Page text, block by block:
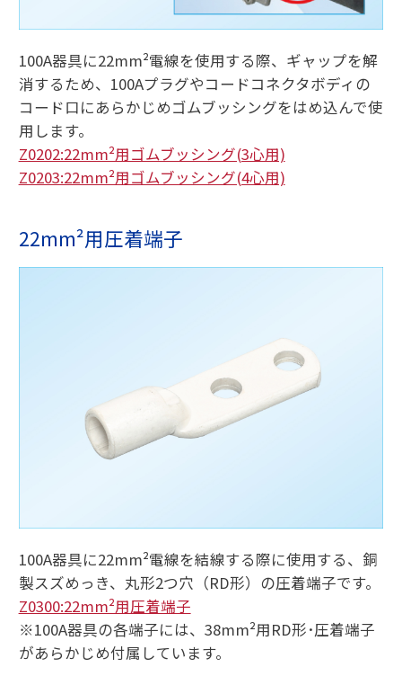
100A器具に22mm²電線を使用する際、ギャップを解
消するため、100Aプラグやコードコネクタボディの
コード口にあらかじめゴムブッシングをはめ込んで使
用します。
Z0202:22mm²用ゴムブッシング(3心用)
Z0203:22mm²用ゴムブッシング(4心用)
22mm²用圧着端子
100A器具に22mm²電線を結線する際に使用する、銅
製スズめっき、丸形2つ穴（RD形）の圧着端子です。
Z0300:22mm²用圧着端子
※100A器具の各端子には、38mm²用RD形･圧着端子
があらかじめ付属しています。